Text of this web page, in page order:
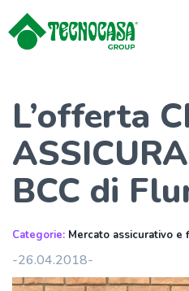
L’offerta
BCC di
Categorie: Mercato assicurativo e
-26.04.2018-